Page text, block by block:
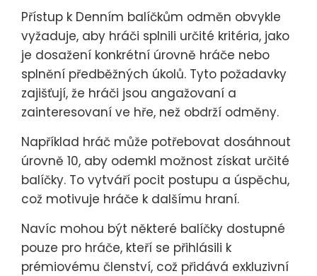
Přístup k Denním balíčkům odměn obvykle
vyžaduje, aby hráči splnili určité kritéria, jako
je dosažení konkrétní úrovně hráče nebo
splnění předběžných úkolů. Tyto požadavky
zajišťují, že hráči jsou angažovaní a
zainteresovaní ve hře, než obdrží odměny.
Například hráč může potřebovat dosáhnout
úrovně 10, aby odemkl možnost získat určité
balíčky. To vytváří pocit postupu a úspěchu,
což motivuje hráče k dalšímu hraní.
Navíc mohou být některé balíčky dostupné
pouze pro hráče, kteří se přihlásili k
prémiovému členství, což přidává exkluzivní